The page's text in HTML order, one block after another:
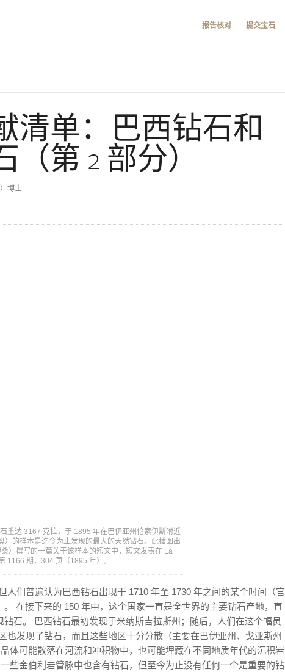
报告核对 提交宝石
清单：巴西钻石和
第 2 部分）
博士
重达 3167 克拉，于 1895 年在巴伊亚州伦索伊斯附近
）的样本是迄今为止发现的最大的天然钻石。此插图出
）撰写的一篇关于该样本的短文中，短文发表在 La
1166 期，304 页（1895 年）。
人们普遍认为巴西钻石出现于 1710 年至 1730 年之间的某个时间（官
。 在接下来的 150 年中，这个国家一直是全世界的主要钻石产地，直
钻石。 巴西钻石最初发现于米纳斯吉拉斯州；随后，人们在这个幅员
也发现了钻石，而且这些地区十分分散（主要在巴伊亚州、戈亚斯州
体可能散落在河流和冲积物中，也可能埋藏在不同地质年代的沉积岩
一些金伯利岩管脉中也含有钻石，但至今为止没有任何一个是重要的钻